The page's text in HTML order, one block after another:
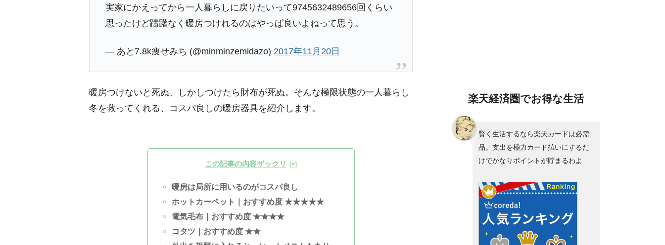
実家にかえってから一人暮らしに戻りたいって9745632489656回くらい
思ったけど躊躇なく暖房つけれるのはやっぱ良いよねって思う。
— あと7.8k痩せみち (@minminzemidazo) 2017年11月20日
暖房つけないと死ぬ、しかしつけたら財布が死ぬ。そんな極限状態の一人暮らし
冬を救ってくれる、コスパ良しの暖房器具を紹介します。
この記事の内容ザックリ
暖房は局所に用いるのがコスパ良し
ホットカーペット｜おすすめ度 ★★★★★
電気毛布｜おすすめ度 ★★★★
コタツ｜おすすめ度 ★★
楽天経済圏でお得な生活
賢く生活するなら楽天カードは必需
品。支出を極力カード払いにするだ
けでかなりポイントが貯まるわよ